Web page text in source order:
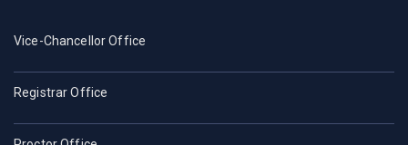
Vice-Chancellor Office
Registrar Office